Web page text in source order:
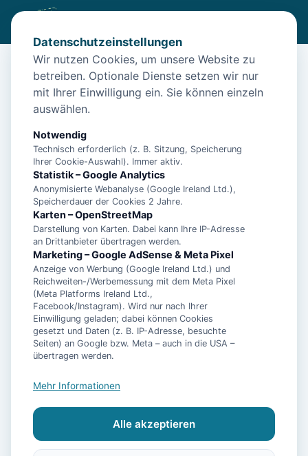
/Unterkünfte /Marienhafe /
Ferienwohnung Marienhafe für 1 - 3 Personen mit 2
Schlafzimmern - Ferienhaus
Ferienwohnung Marienhafe für 1 - 3
Personen mit 2 Schlafzimmern -
Ferienhaus
26529 Marienhafe
Ausstattung
Datenschutzeinstellungen
Wir nutzen Cookies, um unsere Website zu
betreiben. Optionale Dienste setzen wir nur
mit Ihrer Einwilligung ein. Sie können einzeln
auswählen.
Notwendig
Technisch erforderlich (z. B. Sitzung, Speicherung
Ihrer Cookie-Auswahl). Immer aktiv.
Statistik – Google Analytics
Anonymisierte Webanalyse (Google Ireland Ltd.),
Speicherdauer der Cookies 2 Jahre.
Karten – OpenStreetMap
Darstellung von Karten. Dabei kann Ihre IP-Adresse
an Drittanbieter übertragen werden.
Marketing – Google AdSense & Meta Pixel
Anzeige von Werbung (Google Ireland Ltd.) und
Reichweiten-/Werbemessung mit dem Meta Pixel
(Meta Platforms Ireland Ltd.,
Facebook/Instagram). Wird nur nach Ihrer
Einwilligung geladen; dabei können Cookies
gesetzt und Daten (z. B. IP-Adresse, besuchte
Seiten) an Google bzw. Meta – auch in die USA –
übertragen werden.
Mehr Informationen
Alle akzeptieren